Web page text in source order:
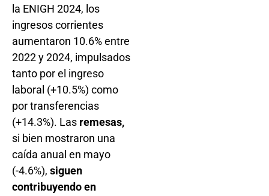
la ENIGH 2024, los
ingresos corrientes
aumentaron 10.6% entre
2022 y 2024, impulsados
tanto por el ingreso
laboral (+10.5%) como
por transferencias
(+14.3%). Las remesas,
si bien mostraron una
caída anual en mayo
(-4.6%), siguen
contribuyendo en